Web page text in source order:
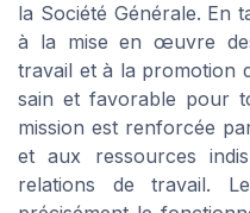
la Société Générale. En
à la mise en œuvre
travail et à la promotion
sain et favorable pour
mission est renforcée
et aux ressources
relations de travail.